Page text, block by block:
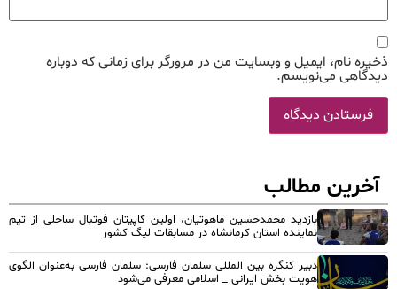
ذخیره نام، ایمیل و وبسایت من در مرورگر برای زمانی که دوباره
دیدگاهی می‌نویسم.
آخرین مطالب
بازدید محمدحسین ماهوتیان، اولین کاپیتان فوتبال ساحلی از تیم
نماینده استان کرمانشاه در مسابقات لیگ کشور
دبیر کنگره بین المللی سلمان فارسی: سلمان فارسی به‌عنوان الگوی
هویت بخش ایرانی _ اسلامی معرفی می‌شود